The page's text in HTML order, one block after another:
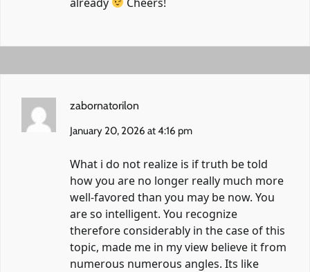
zabornatorilon
January 20, 2026 at 4:16 pm
What i do not realize is if truth be told
how you are no longer really much more
well-favored than you may be now. You
are so intelligent. You recognize
therefore considerably in the case of this
topic, made me in my view believe it from
numerous numerous angles. Its like